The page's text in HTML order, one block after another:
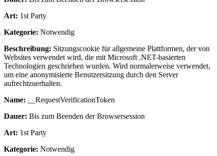
Art: 1st Party
Kategorie: Notwendig
Beschreibung: Sitzungscookie für allgemeine Plattformen, der von
Websites verwendet wird, die mit Microsoft .NET-basierten
Technologien geschrieben wurden. Wird normalerweise verwendet,
um eine anonymisierte Benutzersitzung durch den Server
aufrechtzuerhalten.
Name: __RequestVerificationToken
Dauer: Bis zum Beenden der Browsersession
Art: 1st Party
Kategorie: Notwendig